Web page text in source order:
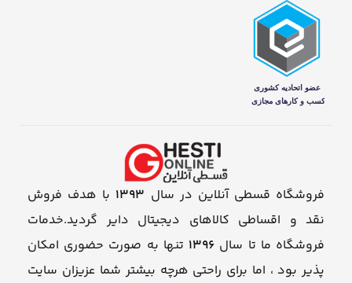
فروشگاه قسطی آنلاین در سال 1393 با هدف فروش
نقد و اقساطی کالاهای دیجیتال دایر گردید.خدمات
فروشگاه ما تا سال 1396 تنها به صورت حضوری امکان
پذیر بود ، اما برای راحتی هرچه بیشتر شما عزیزان سایت